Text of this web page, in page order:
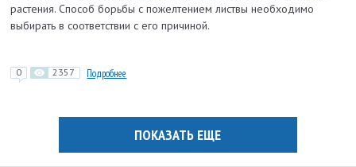
растения. Способ борьбы с пожелтением листвы необходимо
выбирать в соответствии с его причиной.
0 2357 Подробнее
ПОКАЗАТЬ ЕЩЕ